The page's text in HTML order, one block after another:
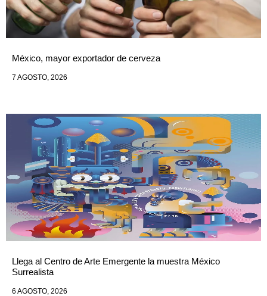
México, mayor exportador de cerveza
7 AGOSTO, 2026
Llega al Centro de Arte Emergente la muestra México
Surrealista
6 AGOSTO, 2026